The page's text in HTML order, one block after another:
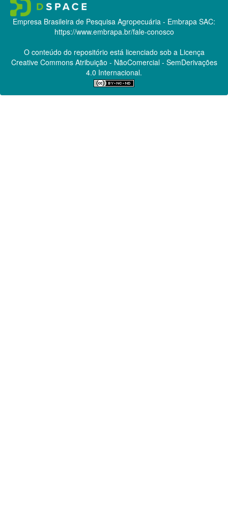
Empresa Brasileira de Pesquisa Agropecuária - Embrapa SAC:
https://www.embrapa.br/fale-conosco
O conteúdo do repositório está licenciado sob a Licença
Creative CommonsAtribuição - NãoComercial - SemDerivações
4.0 Internacional.